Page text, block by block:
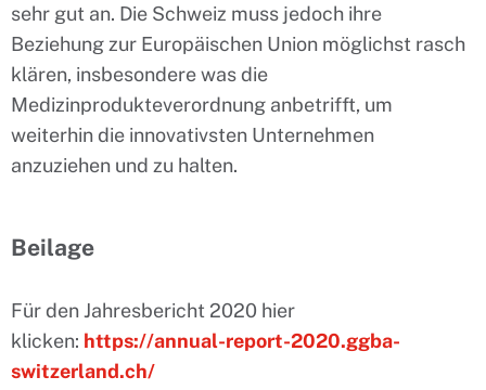
sehr gut an. Die Schweiz muss jedoch ihre
Beziehung zur Europäischen Union möglichst rasch
klären, insbesondere was die
Medizinprodukteverordnung anbetrifft, um
weiterhin die innovativsten Unternehmen
anzuziehen und zu halten.
Beilage
Für den Jahresbericht 2020 hier
klicken: https://annual-report-2020.ggba-
switzerland.ch/